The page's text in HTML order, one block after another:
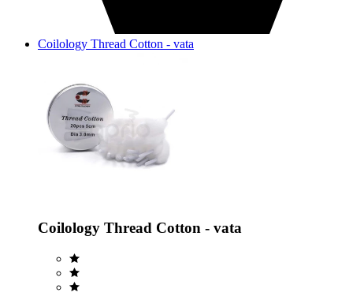
Coilology Thread Cotton - vata
Coilology Thread Cotton - vata